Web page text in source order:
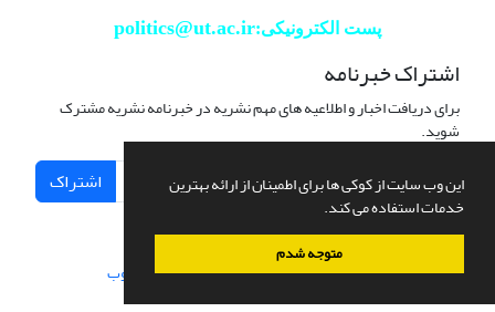
این وب سایت از کوکی ها برای اطمینان از ارائه بهترین
خدمات استفاده می کند.
متوجه شدم
پست الکترونیکی:politics@ut.ac.ir
اشتراک خبرنامه
برای دریافت اخبار و اطلاعیه های مهم نشریه در خبرنامه نشریه مشترک
شوید.
اشتراک
سامانه مدیریت نشریات علمی.طراحی و پیاده سازی از سیناوب